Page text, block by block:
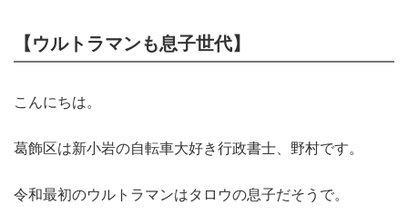
【ウルトラマンも息子世代】
こんにちは。
葛飾区は新小岩の自転車大好き行政書士、野村です。
令和最初のウルトラマンはタロウの息子だそうで。